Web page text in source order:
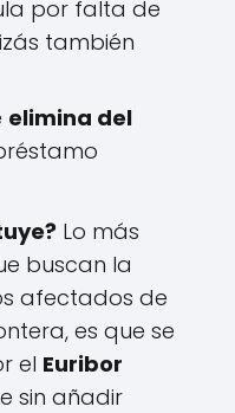
por falta de
también
elimina del
Lo más
buscan la
afectados de
es que se
el Euribor
sin añadir